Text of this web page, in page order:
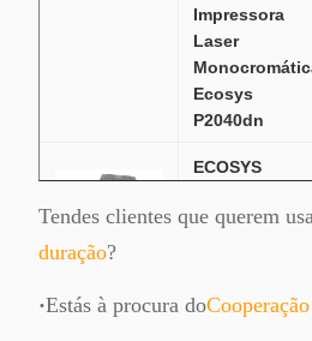
Impressora
Laser
Ecosys
P2040dn
ECOSYS
Cartuchos de
Kyocera
Tendes clientes que querem
duração?
·Estás à procura do